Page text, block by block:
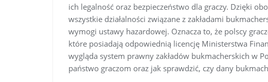
ich legalność oraz bezpieczeństwo dla graczy. Dzięki
wszystkie działalności związane z zakładami
wymogi ustawy hazardowej. Oznacza to, że polscy
które posiadają odpowiednią licencję Ministerstwa
wygląda system prawny zakładów bukmacherskich w
państwo graczom oraz jak sprawdzić, czy dany